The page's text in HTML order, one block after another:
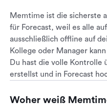
Memtime ist die sicherste
für Forecast, weil es alle
ausschließlich offline auf
Kollege oder Manager
Du hast die volle Kontrolle
erstellst und in Forecast
Woher weiß